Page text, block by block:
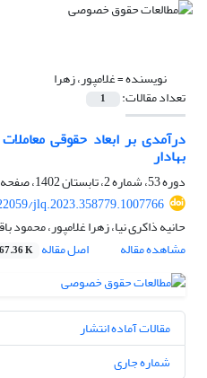
نویسنده =غلامپور، زهرا
تعداد مقالات: 1
درآمدی بر ابعاد حقوقی
‏بهادار
دوره 53، شماره 2، تابستان 1402، صفحه
jlq.2023.358779.1007766
حانیه ذاکری نیا، زهرا غلامپور، محمود
مشاهده مقاله
اصل مقاله K
مقالات آماده انتشار
شماره جاری